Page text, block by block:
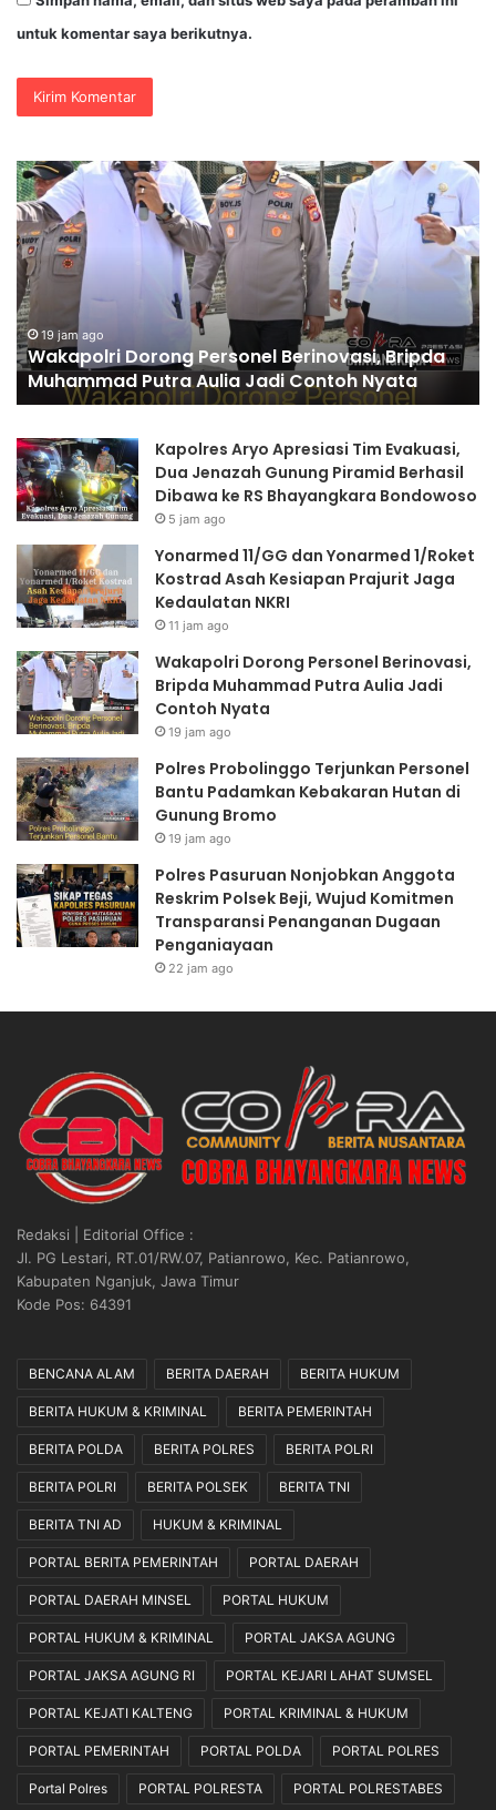
untuk komentar saya berikutnya.
Wakapolri
Dorong
Personel
Berinovasi,
Bripda
Muhammad
Putra
Aulia
Jadi
Contoh
Nyata
19 jam ago
Wakapolri Dorong Personel Berinovasi, Bripda
Muhammad Putra Aulia Jadi Contoh Nyata
di
Kapolres Aryo Apresiasi Tim Evakuasi,
Dua Jenazah Gunung Piramid Berhasil
Dibawa ke RS Bhayangkara Bondowoso
5 jam ago
Yonarmed 11/GG dan Yonarmed 1/Roket
Kostrad Asah Kesiapan Prajurit Jaga
Kedaulatan NKRI
11 jam ago
Wakapolri Dorong Personel Berinovasi,
Bripda Muhammad Putra Aulia Jadi
Contoh Nyata
19 jam ago
Polres Probolinggo Terjunkan Personel
Bantu Padamkan Kebakaran Hutan di
Gunung Bromo
19 jam ago
Polres Pasuruan Nonjobkan Anggota
Reskrim Polsek Beji, Wujud Komitmen
Transparansi Penanganan Dugaan
Penganiayaan
22 jam ago
Redaksi | Editorial Office :
Jl. PG Lestari, RT.01/RW.07, Patianrowo, Kec. Patianrowo,
Kabupaten Nganjuk, Jawa Timur
Kode Pos: 64391
BENCANA ALAM BERITA DAERAH BERITA HUKUM
BERITA HUKUM & KRIMINAL BERITA PEMERINTAH
BERITA POLDA BERITA POLRES BERITA POLRI
BERITA POLRI BERITA POLSEK BERITA TNI
BERITA TNI AD HUKUM & KRIMINAL
PORTAL BERITA PEMERINTAH PORTAL DAERAH
PORTAL DAERAH MINSEL PORTAL HUKUM
PORTAL HUKUM & KRIMINAL PORTAL JAKSA AGUNG
PORTAL JAKSA AGUNG RI PORTAL KEJARI LAHAT SUMSEL
PORTAL KEJATI KALTENG PORTAL KRIMINAL & HUKUM
PORTAL PEMERINTAH PORTAL POLDA PORTAL POLRES
Portal Polres PORTAL POLRESTA PORTAL POLRESTABES